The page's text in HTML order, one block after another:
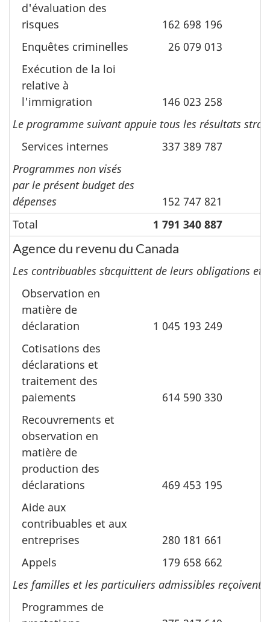
d'évaluation des
risques
162 698 196
Enquêtes criminelles
26 079 013
Exécution de la loi
relative à
l'immigration
146 023 258
Le programme suivant appuie tous les résultats
Services internes
337 389 787
Programmes non visés
par le présent budget des
dépenses
152 747 821
Total
1 791 340 887
Agence du revenu du Canada
Les contribuables sʼacquittent de leurs obligations et
Observation en
matière de
déclaration
1 045 193 249
Cotisations des
déclarations et
traitement des
paiements
614 590 330
Recouvrements et
observation en
matière de
production des
déclarations
469 453 195
Aide aux
contribuables et aux
entreprises
280 181 661
Appels
179 658 662
Les familles et les particuliers admissibles
Programmes de